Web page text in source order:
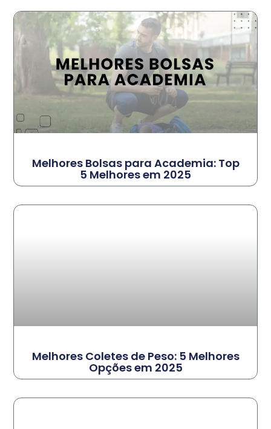
Melhores Bolsas para Academia: Top
5 Melhores em 2025
Melhores Coletes de Peso: 5 Melhores
Opções em 2025